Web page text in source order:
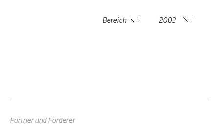
Bereich 2003
Partner und Förderer